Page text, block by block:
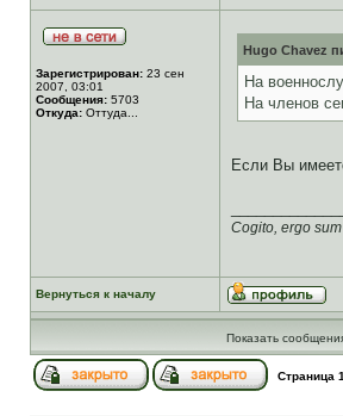
Зарегистрирован: 23 сен
2007, 03:01
Сообщения: 5703
Откуда: Оттуда...
Hugo Chavez
На
На членов
Если Вы
Cogito, ergo sum
Вернуться к началу
Показать
Страница 1